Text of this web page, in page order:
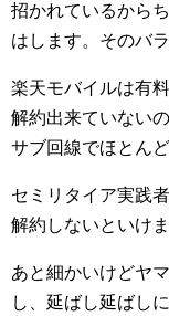
招かれているから
はします。そのバ
楽天モバイルは有
解約出来ていない
サブ回線でほとん
セミリタイア実践
解約しないといけ
あと細かいけどヤ
し、延ばし延ばし